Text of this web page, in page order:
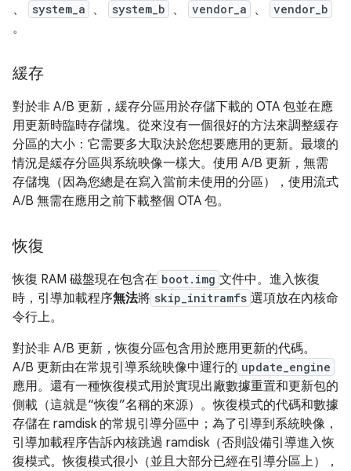
、 system_a 、 system_b 、 vendor_a 、 vendor_b
。
緩存
對於非 A/B 更新，緩存分區用於存儲下載的 OTA 包並在應
用更新時臨時存儲塊。從來沒有一個很好的方法來調整緩存
分區的大小：它需要多大取決於您想要應用的更新。最壞的
情況是緩存分區與系統映像一樣大。使用 A/B 更新，無需
存儲塊（因為您總是在寫入當前未使用的分區），使用流式
A/B 無需在應用之前下載整個 OTA 包。
恢復
恢復 RAM 磁盤現在包含在 boot.img 文件中。進入恢復
時，引導加載程序無法將 skip_initramfs 選項放在內核命
令行上。
對於非 A/B 更新，恢復分區包含用於應用更新的代碼。
A/B 更新由在常規引導系統映像中運行的 update_engine
應用。還有一種恢復模式用於實現出廠數據重置和更新包的
側載（這就是“恢復”名稱的來源）。恢復模式的代碼和數據
存儲在 ramdisk 的常規引導分區中；為了引導到系統映像，
引導加載程序告訴內核跳過 ramdisk（否則設備引導進入恢
復模式。恢復模式很小（並且大部分已經在引導分區上），